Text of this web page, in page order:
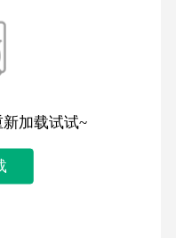
加载试试~